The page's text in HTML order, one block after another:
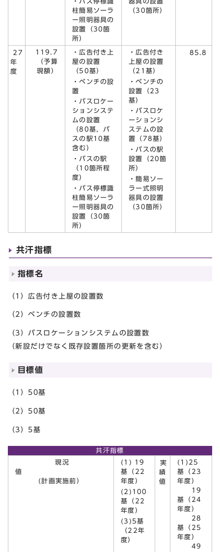
柱簡易ソーラ
ー照明器具の
設置（30箇
所）
（30箇所）
27
年
度
119.7
（予算
現額）
・広告付き上
屋の設置
（50基）
・ベンチの設
置
・バスロケー
ションシステ
ムの設置
（80基，バ
スの駅10基
含む）
・バスの駅
（10箇所程
度）
・バス停標識
柱簡易ソーラ
ー照明器具の
設置（30箇
所）
・広告付き
上屋の設置
（21基）
・ベンチの
設置（23
基）
・バスロケ
ーションシ
ステムの設
置（78基）
・バスの駅
設置（20箇
所）
・簡易ソー
ラー式照明
器具の設置
（30箇所）
85.8
共汗指標
指標名
（1）広告付き上屋の設置数
（2）ベンチの設置数
（3）バスロケーションシステムの設置数
（新設だけでなく既存設置箇所の更新を含む）
目標値
（1）50基
（2）50基
（3）5基
共汗指標
現況
値
(計画実施前）
(1) 19
基（22
年度）
(2)100
基（22
年度）
(3)5基
（22年
度）
実
績
値
(1)25
基（23
年度）
19
基（24
年度）
28
基（25
年度）
49